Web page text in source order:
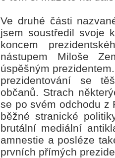
Ve druhé části
jsem soustředil svoje
koncem
nástupem Miloše
úspěšným
prezidentování se
občanů. Strach
se po svém odchodu z
běžné stranické
brutální mediální
amnestie a posléze
prvních přímých